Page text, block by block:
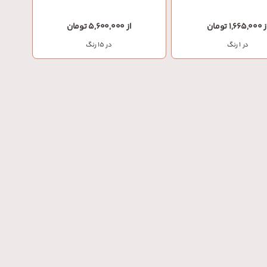
تومان
در 1 رنگ
از 5,600,000 تومان
در 15 رنگ